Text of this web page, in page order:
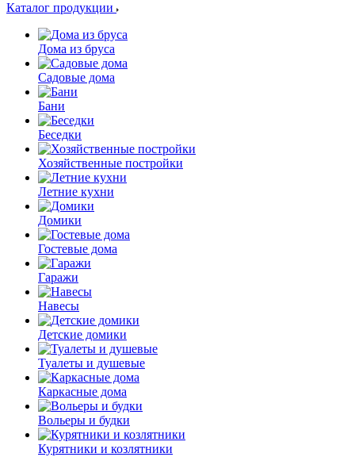
Каталог продукции
Дома из бруса
Садовые дома
Бани
Беседки
Хозяйственные постройки
Летние кухни
Домики
Гостевые дома
Гаражи
Навесы
Детские домики
Туалеты и душевые
Каркасные дома
Вольеры и будки
Курятники и козлятники